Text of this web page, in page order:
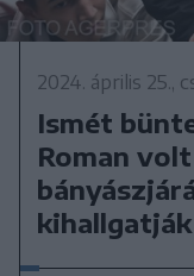
2024. április 25.,
Ismét
Roman
kihallgatják